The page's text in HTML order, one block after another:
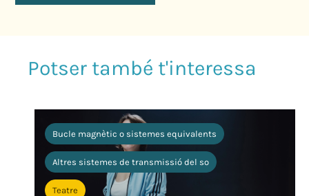
Bucle magnètic o sistemes equivalents
Altres sistemes de transmissió del so
Teatre